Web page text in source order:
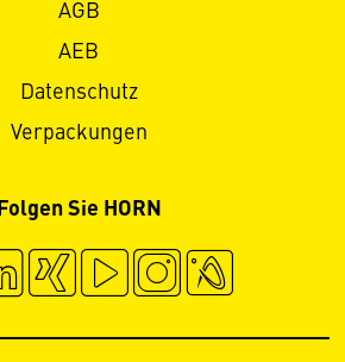
AGB
AEB
Datenschutz
Verpackungen
Folgen Sie HORN